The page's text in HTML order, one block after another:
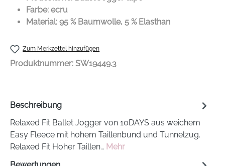
Farbe: ecru
Material: 95 % Baumwolle, 5 % Elasthan
Zum Merkzettel hinzufügen
Produktnummer: SW19449.3
Beschreibung
Relaxed Fit Ballet Jogger von 10DAYS aus weichem
Easy Fleece mit hohem Taillenbund und Tunnelzug.
Relaxed Fit Hoher Taillen… Mehr